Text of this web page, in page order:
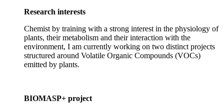
Research interests
Chemist by training with a strong interest in the physiology of
plants, their metabolism and their interaction with the
environment, I am currently working on two distinct projects
structured around Volatile Organic Compounds (VOCs)
emitted by plants.
BIOMASP+ project